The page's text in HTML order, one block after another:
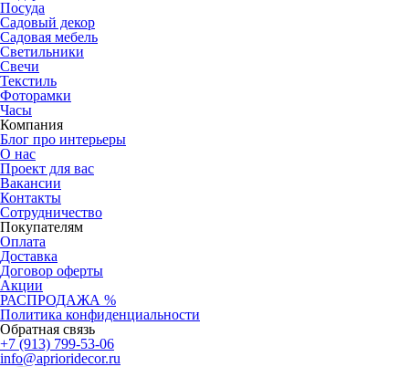
Посуда
Садовый декор
Садовая мебель
Светильники
Свечи
Текстиль
Фоторамки
Часы
Компания
Блог про интерьеры
О нас
Проект для вас
Вакансии
Контакты
Сотрудничество
Покупателям
Оплата
Доставка
Договор оферты
Акции
РАСПРОДАЖА %
Политика конфиденциальности
Обратная связь
+7 (913) 799-53-06
info@aprioridecor.ru